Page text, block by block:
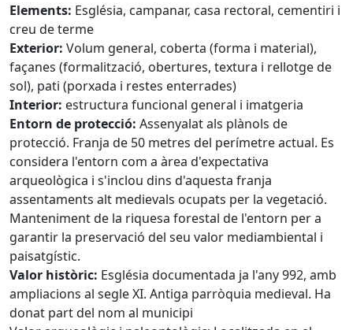
Elements: Església, campanar, casa rectoral, cementiri i
creu de terme
Exterior: Volum general, coberta (forma i material),
façanes (formalització, obertures, textura i rellotge de
sol), pati (porxada i restes enterrades)
Interior: estructura funcional general i imatgeria
Entorn de protecció: Assenyalat als plànols de
protecció. Franja de 50 metres del perímetre actual. Es
considera l'entorn com a àrea d'expectativa
arqueològica i s'inclou dins d'aquesta franja
assentaments alt medievals ocupats per la vegetació.
Manteniment de la riquesa forestal de l'entorn per a
garantir la preservació del seu valor mediambiental i
paisatgístic.
Valor històric: Església documentada ja l'any 992, amb
ampliacions al segle XI. Antiga parròquia medieval. Ha
donat part del nom al municipi